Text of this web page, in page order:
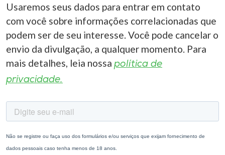
Usaremos seus dados para entrar em contato
com você sobre informações correlacionadas que
podem ser de seu interesse. Você pode cancelar o
envio da divulgação, a qualquer momento. Para
mais detalhes, leia nossa política de
privacidade.